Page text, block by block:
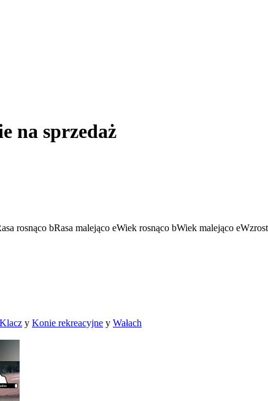
na sprzedaż
rosnąco bRasa malejąco eWiek rosnąco bWiek malejąco e
Klacz y Konie rekreacyjne y Wałach